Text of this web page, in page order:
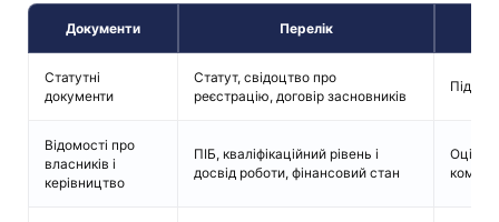
Документи Перелік
Статутні
документи
Статут, свідоцтво про
реєстрацію, договір засновників
Відомості про
власників і
керівництво
ПІБ, кваліфікаційний рівень і
досвід роботи, фінансовий стан
Оцінка